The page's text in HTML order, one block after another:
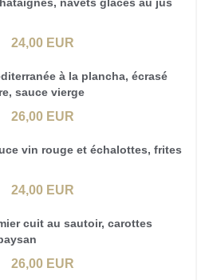
24,00 EUR
à la plancha, écrasé
sauce vierge
26,00 EUR
vin rouge et échalottes, frites
24,00 EUR
cuit au sautoir, carottes
26,00 EUR